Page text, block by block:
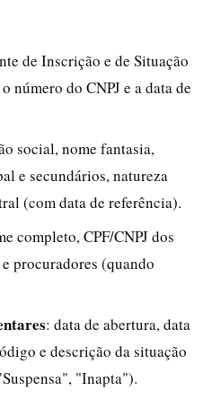
de Inscrição e de Situação
número do CNPJ e a data de
social, nome fantasia,
e secundários, natureza
(com data de referência).
completo, CPF/CNPJ dos
procuradores (quando
: data de abertura, data
e descrição da situação
"Inapta").